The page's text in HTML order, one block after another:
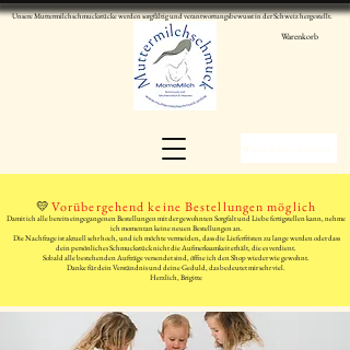
Unsere Muttermilchschmuckstücke werden sorgfältig und verantwortungsbewusst in der Schweiz hergestellt.
Warenkorb
💛Vorübergehend keine Bestellungen möglich
Damit ich alle bereits eingegangenen Bestellungen mit der gewohnten Sorgfalt und Liebe fertigstellen kann, nehme
ich momentan keine neuen Bestellungen an.
Die Nachfrage ist aktuell sehr hoch, und ich möchte vermeiden, dass die Lieferfristen zu lange werden oder dass
dein persönliches Schmuckstück nicht die Aufmerksamkeit erhält, die es verdient.
Sobald alle bestehenden Aufträge versendet sind, öffne ich den Shop wieder wie gewohnt.
Danke für dein Verständnis und deine Geduld, das bedeutet mir sehr viel.
Herzlich, Brigitte